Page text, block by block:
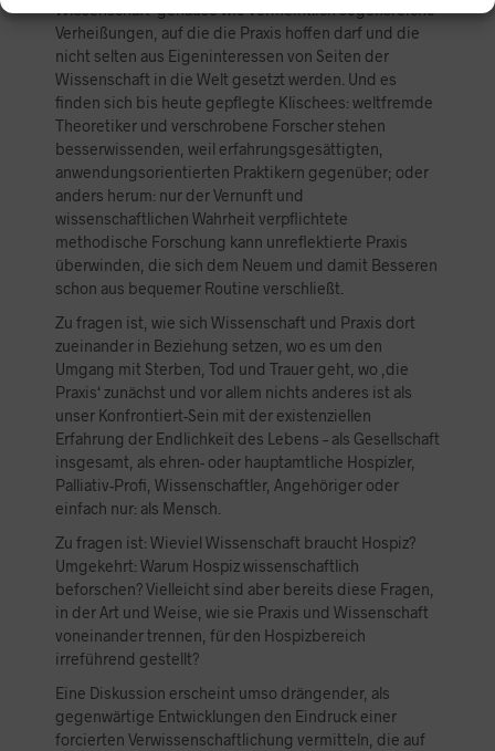
Wissenschaft‘ genauso wie vermeintlich segensreiche
Verheißungen, auf die die Praxis hoffen darf und die
nicht selten aus Eigeninteressen von Seiten der
Wissenschaft in die Welt gesetzt werden. Und es
finden sich bis heute gepflegte Klischees: weltfremde
Theoretiker und verschrobene Forscher stehen
besserwissenden, weil erfahrungsgesättigten,
anwendungsorientierten Praktikern gegenüber; oder
anders herum: nur der Vernunft und
wissenschaftlichen Wahrheit verpflichtete
methodische Forschung kann unreflektierte Praxis
überwinden, die sich dem Neuem und damit Besseren
schon aus bequemer Routine verschließt.
Zu fragen ist, wie sich Wissenschaft und Praxis dort
zueinander in Beziehung setzen, wo es um den
Umgang mit Sterben, Tod und Trauer geht, wo ‚die
Praxis‘ zunächst und vor allem nichts anderes ist als
unser Konfrontiert-Sein mit der existenziellen
Erfahrung der Endlichkeit des Lebens – als Gesellschaft
insgesamt, als ehren- oder hauptamtliche Hospizler,
Palliativ-Profi, Wissenschaftler, Angehöriger oder
einfach nur: als Mensch.
Zu fragen ist: Wieviel Wissenschaft braucht Hospiz?
Umgekehrt: Warum Hospiz wissenschaftlich
beforschen? Vielleicht sind aber bereits diese Fragen,
in der Art und Weise, wie sie Praxis und Wissenschaft
voneinander trennen, für den Hospizbereich
irreführend gestellt?
Eine Diskussion erscheint umso drängender, als
gegenwärtige Entwicklungen den Eindruck einer
forcierten Verwissenschaftlichung vermitteln, die auf